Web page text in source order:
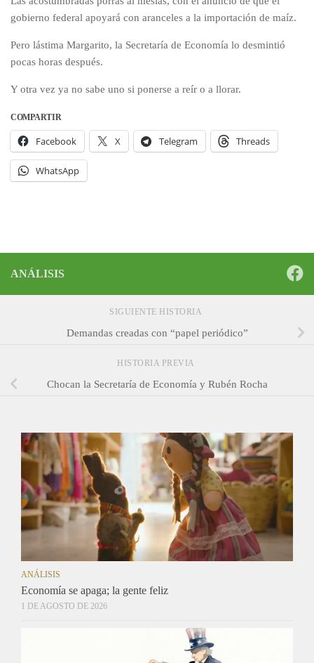
gobierno federal apoyará con aranceles a la importación de maíz.
Pero lástima Margarito, la Secretaría de Economía lo desmintió
pocas horas después.
Y otra vez ya no sabe uno si ponerse a reír o a llorar.
COMPARTIR
Facebook X Telegram Threads
WhatsApp
ANÁLISIS
SIGUIENTE HISTORIA
Demandas creadas con “papel periódico”
HISTORIA PREVIA
Chocan la Secretaría de Economía y Rubén Rocha
ANÁLISIS
Economía se apaga; la gente feliz
1 DE AGOSTO DE 2026